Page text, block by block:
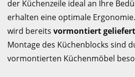
der Küchenzeile ideal an Ihre
erhalten eine optimale
wird bereits vormontiert geliefert
Montage des Küchenblocks sind
vormontierten Küchenmöbel